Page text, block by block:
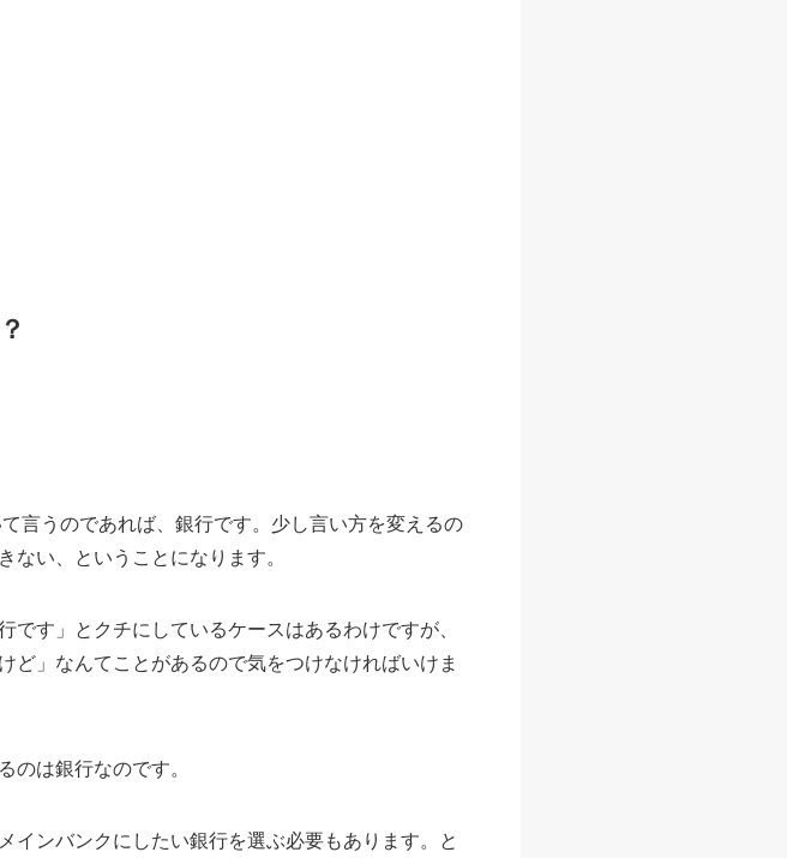
言うのであれば、銀行です。少し言い方を変えるの
い、ということになります。
す」とクチにしているケースはあるわけですが、
」なんてことがあるので気をつけなければいけま
は銀行なのです。
インバンクにしたい銀行を選ぶ必要もあります。と